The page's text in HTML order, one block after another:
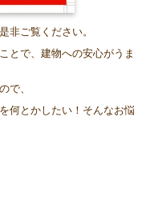
非ご覧ください。
とで、建物への安心がうま
で、
何とかしたい！そんなお悩